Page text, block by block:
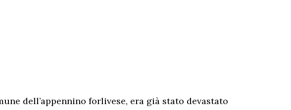
dell’appennino forlivese, era già stato devastato